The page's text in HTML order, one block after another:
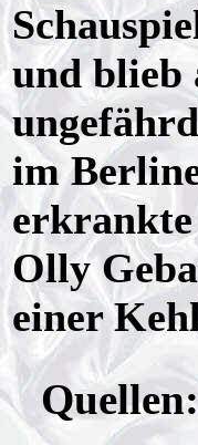
und
im
erkrankte
Olly
einer